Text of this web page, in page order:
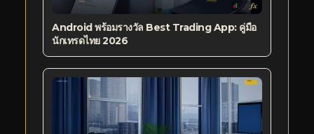
Android พร้อมรางวัล Best Trading App: คู่มือ
นักเทรดไทย 2026